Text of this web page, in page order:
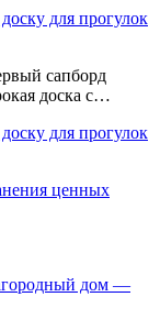
для прогулок
сапборд
доска с…
для прогулок
ценных
дом —